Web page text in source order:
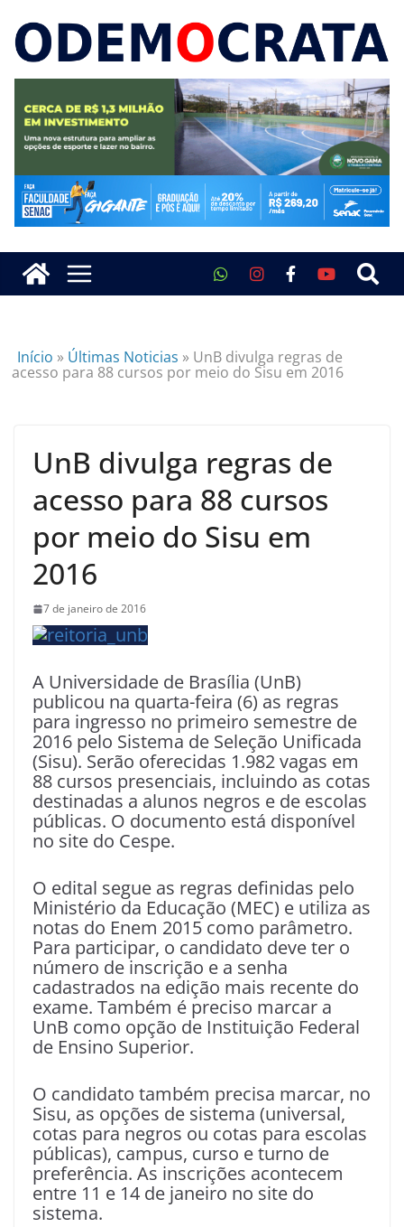
Início » Últimas Noticias » UnB divulga regras de
acesso para 88 cursos por meio do Sisu em 2016
UnB divulga regras de
acesso para 88 cursos
por meio do Sisu em
2016
7 de janeiro de 2016
A Universidade de Brasília (UnB)
publicou na quarta-feira (6) as regras
para ingresso no primeiro semestre de
2016 pelo Sistema de Seleção Unificada
(Sisu). Serão oferecidas 1.982 vagas em
88 cursos presenciais, incluindo as cotas
destinadas a alunos negros e de escolas
públicas. O documento está disponível
no site do Cespe.
O edital segue as regras definidas pelo
Ministério da Educação (MEC) e utiliza as
notas do Enem 2015 como parâmetro.
Para participar, o candidato deve ter o
número de inscrição e a senha
cadastrados na edição mais recente do
exame. Também é preciso marcar a
UnB como opção de Instituição Federal
de Ensino Superior.
O candidato também precisa marcar, no
Sisu, as opções de sistema (universal,
cotas para negros ou cotas para escolas
públicas), campus, curso e turno de
preferência. As inscrições acontecem
entre 11 e 14 de janeiro no site do
sistema.